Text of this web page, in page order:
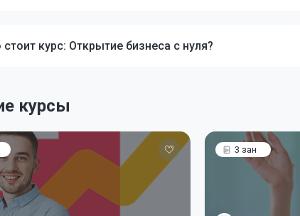
курс: Открытие бизнеса с нуля?
курсы
3 зан